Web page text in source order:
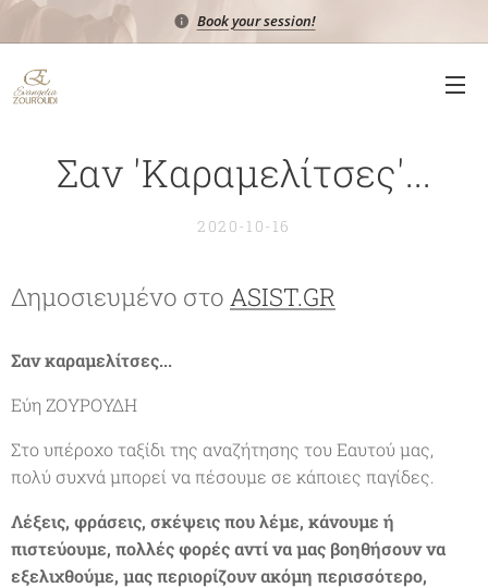
Book your session!
Σαν 'Καραμελίτσες'...
2020-10-16
Δημοσιευμένο στο ASIST.GR
Σαν καραμελίτσες...
Εύη ΖΟΥΡΟΥΔΗ
Στο υπέροχο ταξίδι της αναζήτησης του Εαυτού μας,
πολύ συχνά μπορεί να πέσουμε σε κάποιες παγίδες.
Λέξεις, φράσεις, σκέψεις που λέμε, κάνουμε ή
πιστεύουμε, πολλές φορές αντί να μας βοηθήσουν να
εξελιχθούμε, μας περιορίζουν ακόμη περισσότερο,